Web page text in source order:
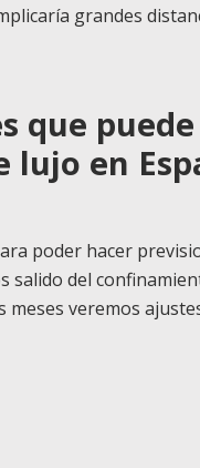
grandes
que
en
poder hacer
salido del
veremos